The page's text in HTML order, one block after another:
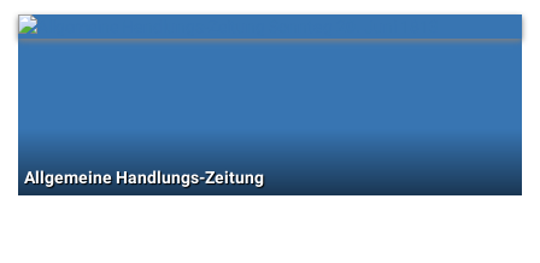
Allgemeine Handlungs-Zeitung